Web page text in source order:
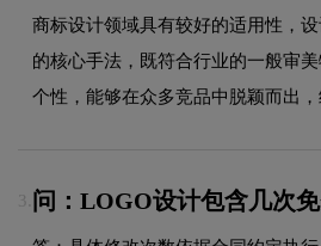
商标设计领域具有较好的适用性，
的核心手法，既符合行业的一般审
个性，能够在众多竞品中脱颖而出，
3. 问：LOGO设计包含几次